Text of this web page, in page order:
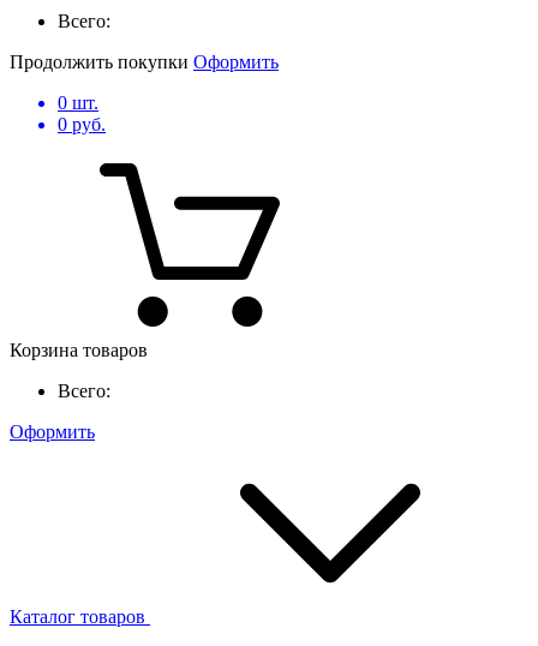
Всего:
Продолжить покупки Оформить
0 шт.
0 руб.
Корзина товаров
Всего:
Оформить
Каталог товаров